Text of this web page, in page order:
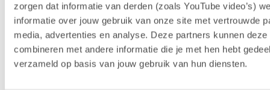
zorgen dat informatie van derden (zoals YouTube video’s)
informatie over jouw gebruik van onze site met vertrouwde
media, advertenties en analyse. Deze partners kunnen deze
combineren met andere informatie die je met hen hebt
verzameld op basis van jouw gebruik van hun diensten.